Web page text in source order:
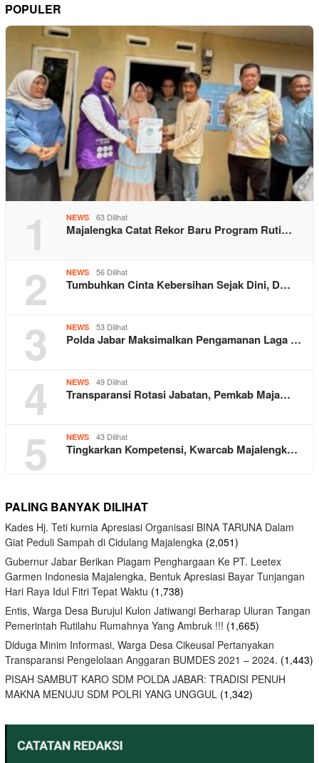
POPULER
1 NEWS 63 Dilihat
Majalengka Catat Rekor Baru Program Ruti…
2 NEWS 56 Dilihat
Tumbuhkan Cinta Kebersihan Sejak Dini, D…
3 NEWS 53 Dilihat
Polda Jabar Maksimalkan Pengamanan Laga …
4 NEWS 49 Dilihat
Transparansi Rotasi Jabatan, Pemkab Maja…
5 NEWS 43 Dilihat
Tingkarkan Kompetensi, Kwarcab Majalengk…
PALING BANYAK DILIHAT
Kades Hj. Teti kurnia Apresiasi Organisasi BINA TARUNA Dalam
Giat Peduli Sampah di Cidulang Majalengka (2,051)
Gubernur Jabar Berikan Piagam Penghargaan Ke PT. Leetex
Garmen Indonesia Majalengka, Bentuk Apresiasi Bayar Tunjangan
Hari Raya Idul Fitri Tepat Waktu (1,738)
Entis, Warga Desa Burujul Kulon Jatiwangi Berharap Uluran Tangan
Pemerintah Rutilahu Rumahnya Yang Ambruk !!! (1,665)
Diduga Minim Informasi, Warga Desa Cikeusal Pertanyakan
Transparansi Pengelolaan Anggaran BUMDES 2021 – 2024. (1,443)
PISAH SAMBUT KARO SDM POLDA JABAR: TRADISI PENUH
MAKNA MENUJU SDM POLRI YANG UNGGUL (1,342)